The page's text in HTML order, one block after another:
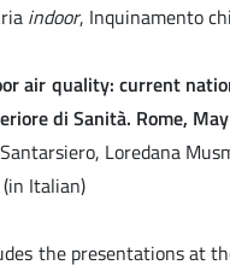
indoor, Inquinamento
air quality: current
di Sanità. Rome,
Loredana
Italian)
the presentations at